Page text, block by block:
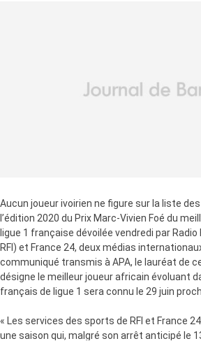
Aucun joueur ivoirien ne figure sur la liste
l’édition 2020 du Prix Marc-Vivien Foé du
ligue 1 française dévoilée vendredi par
RFI) et France 24, deux médias
communiqué transmis à APA, le lauréat de
désigne le meilleur joueur africain évoluant
français de ligue 1 sera connu le 29 juin
« Les services des sports de RFI et France
une saison qui, malgré son arrêt anticipé le